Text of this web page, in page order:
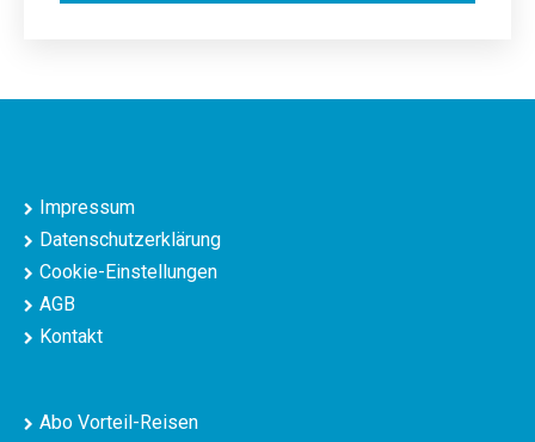
Impressum
Datenschutzerklärung
Cookie-Einstellungen
AGB
Kontakt
Abo Vorteil-Reisen